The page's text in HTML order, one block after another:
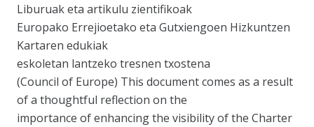
Liburuak eta artikulu zientifikoak
Europako Errejioetako eta Gutxiengoen Hizkuntzen
Kartaren edukiak
eskoletan lantzeko tresnen txostena
(Council of Europe) This document comes as a result
of a thoughtful reflection on the
importance of enhancing the visibility of the Charter